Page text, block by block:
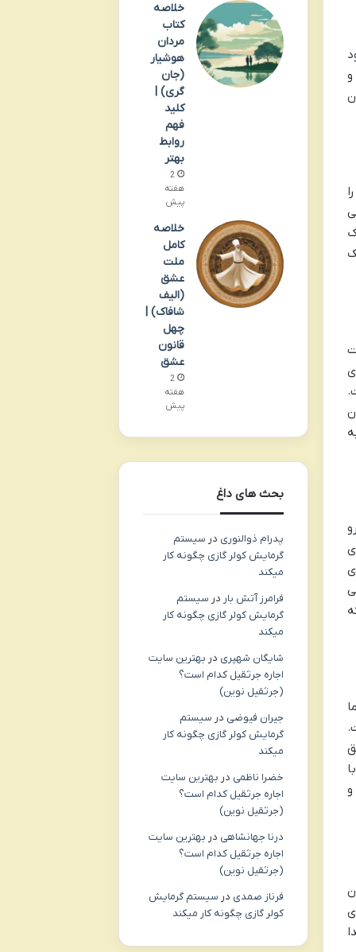
خلاصه
کتاب
مردان
هوشیار
(جان
گری) |
کلید
فهم
روابط
بهتر
2
هفته
پیش
خلاصه
کامل
ملت
عشق
(الیف
شافاک) |
چهل
قانون
عشق
2
هفته
پیش
بحث های داغ
پدرام ذوالنوری در سیستم
گرمایش کولر گازی چگونه کار
میکند
فرامرز آتش بار در سیستم
گرمایش کولر گازی چگونه کار
میکند
شایگان شهپری در بهترین سایت
اجاره جرثقیل کدام است؟
(جرثقیل نوین)
جیران فیوضی در سیستم
گرمایش کولر گازی چگونه کار
میکند
خضرا ناظمی در بهترین سایت
اجاره جرثقیل کدام است؟
(جرثقیل نوین)
درنا جهانشاهی در بهترین سایت
اجاره جرثقیل کدام است؟
(جرثقیل نوین)
فرناز صمدی در سیستم گرمایش
کولر گازی چگونه کار میکند